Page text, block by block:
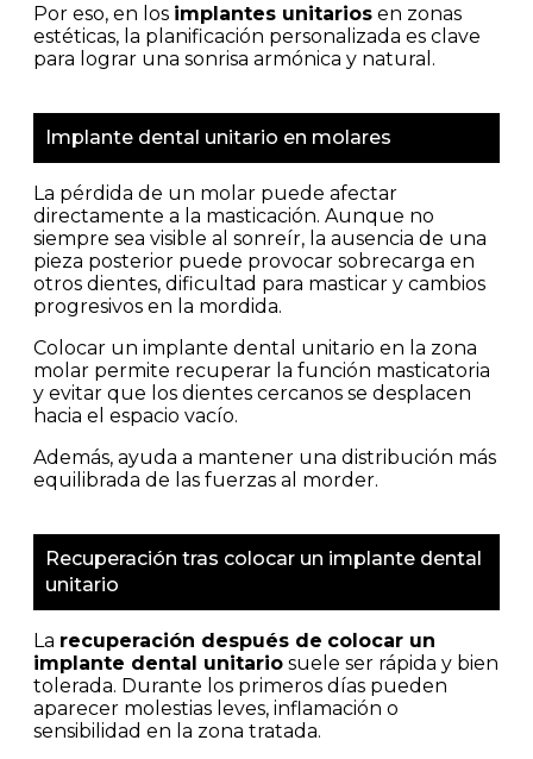
Por eso, en los implantes unitarios en zonas
estéticas, la planificación personalizada es clave
para lograr una sonrisa armónica y natural.
Implante dental unitario en molares
La pérdida de un molar puede afectar
directamente a la masticación. Aunque no
siempre sea visible al sonreír, la ausencia de una
pieza posterior puede provocar sobrecarga en
otros dientes, dificultad para masticar y cambios
progresivos en la mordida.
Colocar un implante dental unitario en la zona
molar permite recuperar la función masticatoria
y evitar que los dientes cercanos se desplacen
hacia el espacio vacío.
Además, ayuda a mantener una distribución más
equilibrada de las fuerzas al morder.
Recuperación tras colocar un implante dental
unitario
La recuperación después de colocar un
implante dental unitario suele ser rápida y bien
tolerada. Durante los primeros días pueden
aparecer molestias leves, inflamación o
sensibilidad en la zona tratada.